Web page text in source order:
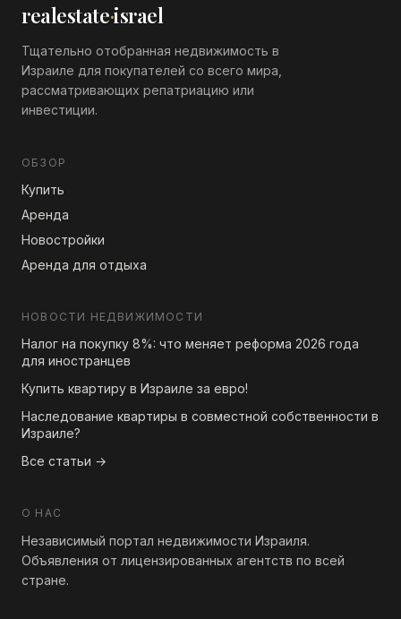
realestate·israel
Тщательно отобранная недвижимость в
Израиле для покупателей со всего мира,
рассматривающих репатриацию или
инвестиции.
ОБЗОР
Купить
Аренда
Новостройки
Аренда для отдыха
НОВОСТИ НЕДВИЖИМОСТИ
Налог на покупку 8%: что меняет реформа 2026 года
для иностранцев
Купить квартиру в Израиле за евро!
Наследование квартиры в совместной собственности в
Израиле?
Все статьи →
О НАС
Независимый портал недвижимости Израиля.
Объявления от лицензированных агентств по всей
стране.